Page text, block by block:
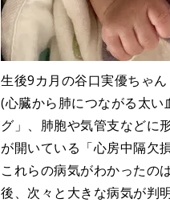
生後9カ月の谷口実優ちゃ
(心臓から肺につながる太
グ」、肺胞や気管支などに
が開いている「心房中隔欠
これらの病気がわかったの
後、次々と大きな病気が判